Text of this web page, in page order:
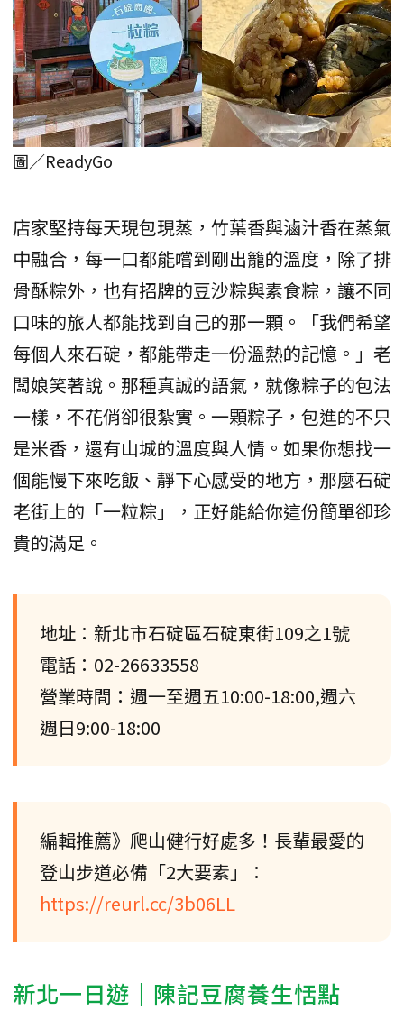
圖／ReadyGo
店家堅持每天現包現蒸，竹葉香與滷汁香在蒸氣
中融合，每一口都能嚐到剛出籠的溫度，除了排
骨酥粽外，也有招牌的豆沙粽與素食粽，讓不同
口味的旅人都能找到自己的那一顆。「我們希望
每個人來石碇，都能帶走一份溫熱的記憶。」老
闆娘笑著說。那種真誠的語氣，就像粽子的包法
一樣，不花俏卻很紮實。一顆粽子，包進的不只
是米香，還有山城的溫度與人情。如果你想找一
個能慢下來吃飯、靜下心感受的地方，那麼石碇
老街上的「一粒粽」，正好能給你這份簡單卻珍
貴的滿足。
地址：新北市石碇區石碇東街109之1號
電話：02-26633558
營業時間：週一至週五10:00-18:00,週六
週日9:00-18:00
編輯推薦》爬山健行好處多！長輩最愛的
登山步道必備「2大要素」：
https://reurl.cc/3b06LL
新北一日遊｜陳記豆腐養生恬點